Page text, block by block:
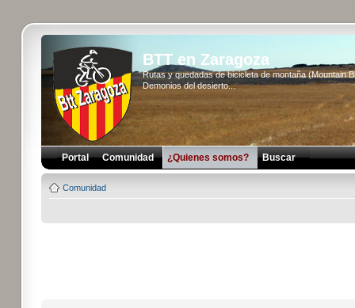
BTT en Zaragoza
Rutas y quedadas de bicicleta de montaña (Mountain
Demonios del desierto...
Portal Comunidad ¿Quienes somos? Buscar
Comunidad